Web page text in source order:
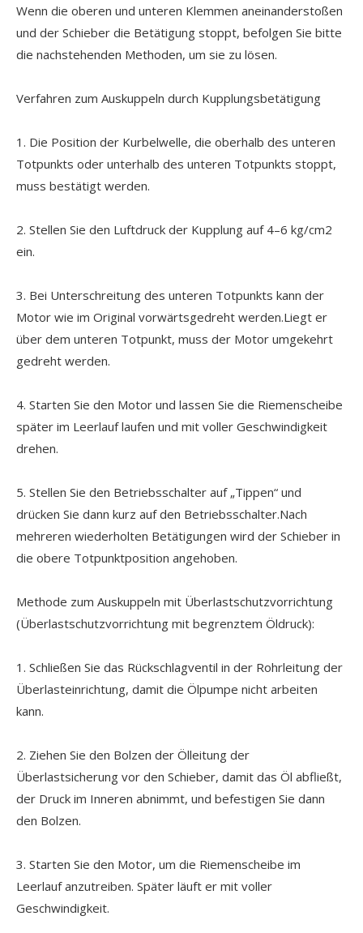
Wenn die oberen und unteren Klemmen aneinanderstoßen
und der Schieber die Betätigung stoppt, befolgen Sie bitte
die nachstehenden Methoden, um sie zu lösen.
Verfahren zum Auskuppeln durch Kupplungsbetätigung
1. Die Position der Kurbelwelle, die oberhalb des unteren
Totpunkts oder unterhalb des unteren Totpunkts stoppt,
muss bestätigt werden.
2. Stellen Sie den Luftdruck der Kupplung auf 4–6 kg/cm2
ein.
3. Bei Unterschreitung des unteren Totpunkts kann der
Motor wie im Original vorwärtsgedreht werden.Liegt er
über dem unteren Totpunkt, muss der Motor umgekehrt
gedreht werden.
4. Starten Sie den Motor und lassen Sie die Riemenscheibe
später im Leerlauf laufen und mit voller Geschwindigkeit
drehen.
5. Stellen Sie den Betriebsschalter auf „Tippen“ und
drücken Sie dann kurz auf den Betriebsschalter.Nach
mehreren wiederholten Betätigungen wird der Schieber in
die obere Totpunktposition angehoben.
Methode zum Auskuppeln mit Überlastschutzvorrichtung
(Überlastschutzvorrichtung mit begrenztem Öldruck):
1. Schließen Sie das Rückschlagventil in der Rohrleitung der
Überlasteinrichtung, damit die Ölpumpe nicht arbeiten
kann.
2. Ziehen Sie den Bolzen der Ölleitung der
Überlastsicherung vor den Schieber, damit das Öl abfließt,
der Druck im Inneren abnimmt, und befestigen Sie dann
den Bolzen.
3. Starten Sie den Motor, um die Riemenscheibe im
Leerlauf anzutreiben. Später läuft er mit voller
Geschwindigkeit.